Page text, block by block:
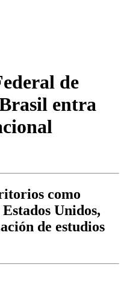
de
entra
como
Unidos,
de estudios